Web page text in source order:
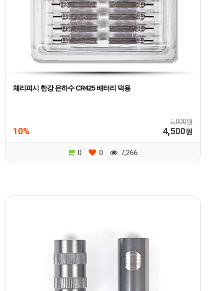
체리피시 한강 은하수 CR425 배터리 덕용
5,000원
10% 4,500원
0 0 7,266